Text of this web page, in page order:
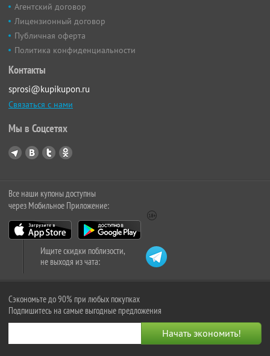
Агентский договор
Лицензионный договор
Публичная оферта
Политика конфиденциальности
Контакты
sprosi@kupikupon.ru
Связаться с нами
Мы в Соцсетях
Все наши купоны доступны
через Мобильное Приложение:
Ищите скидки поблизости,
не выходя из чата:
Сэкономьте до 90% при любых покупках
Подпишитесь на самые выгодные предложения